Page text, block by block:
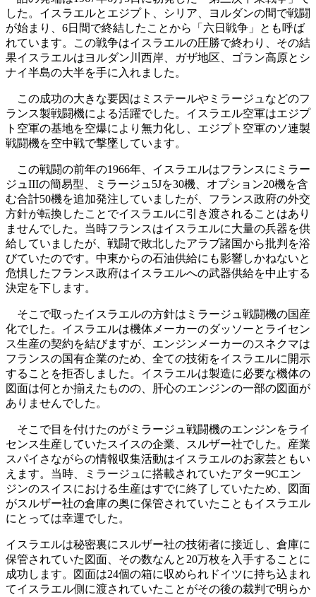
した。イスラエルとエジプト、シリア、ヨルダンの間で戦闘
が始まり、6日間で終結したことから「六日戦争」とも呼ば
れています。この戦争はイスラエルの圧勝で終わり、その結
果イスラエルはヨルダン川西岸、ガザ地区、ゴラン高原とシ
ナイ半島の大半を手に入れました。
この成功の大きな要因はミステールやミラージュなどのフ
ランス製戦闘機による活躍でした。イスラエル空軍はエジプ
ト空軍の基地を空爆により無力化し、エジプト空軍のソ連製
戦闘機を空中戦で撃墜しています。
この戦闘の前年の1966年、イスラエルはフランスにミラー
ジュIIIの簡易型、ミラージュ5Jを30機、オプション20機を含
む合計50機を追加発注していましたが、フランス政府の外交
方針が転換したことでイスラエルに引き渡されることはあり
ませんでした。当時フランスはイスラエルに大量の兵器を供
給していましたが、戦闘で敗北したアラブ諸国から批判を浴
びていたのです。中東からの石油供給にも影響しかねないと
危惧したフランス政府はイスラエルへの武器供給を中止する
決定を下します。
そこで取ったイスラエルの方針はミラージュ戦闘機の国産
化でした。イスラエルは機体メーカーのダッソーとライセン
ス生産の契約を結びますが、エンジンメーカーのスネクマは
フランスの国有企業のため、全ての技術をイスラエルに開示
することを拒否しました。イスラエルは製造に必要な機体の
図面は何とか揃えたものの、肝心のエンジンの一部の図面が
ありませんでした。
そこで目を付けたのがミラージュ戦闘機のエンジンをライ
センス生産していたスイスの企業、スルザー社でした。産業
スパイさながらの情報収集活動はイスラエルのお家芸ともい
えます。当時、ミラージュに搭載されていたアター9Cエン
ジンのスイスにおける生産はすでに終了していたため、図面
がスルザー社の倉庫の奥に保管されていたこともイスラエル
にとっては幸運でした。
イスラエルは秘密裏にスルザー社の技術者に接近し、倉庫に
保管されていた図面、その数なんと20万枚を入手することに
成功します。図面は24個の箱に収められドイツに持ち込まれ
てイスラエル側に渡されていたことがその後の裁判で明らか